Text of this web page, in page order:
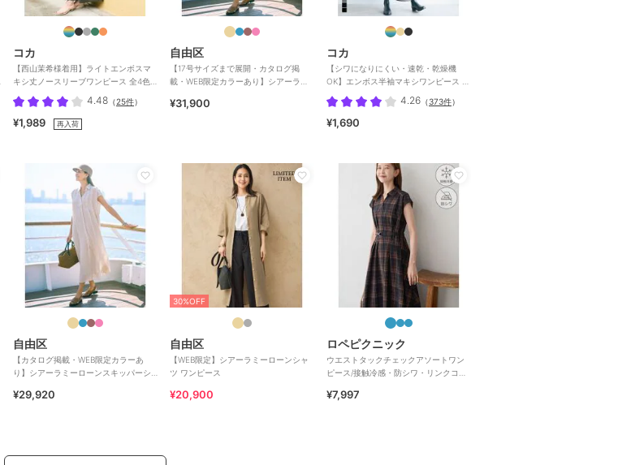
コカ
【西山茉希様着用】ライトエンボスマ
キシ丈ノースリーブワンピース 全4色 /
シワになりにくい・速乾4.48 （25件）
¥1,989 再入荷
自由区
【17号サイズまで展開・カタログ掲
載・WEB限定カラーあり】シアーラミ
¥31,900
コカ
【シワになりにくい・速乾・乾燥機
OK】エンボス半袖マキシワンピース 全
4色
4.26 （373件）
¥1,690
自由区
【カタログ掲載・WEB限定カラーあ
り】シアーラミーローンスキッパーシ
¥29,920
30%OFF
自由区
【WEB限定】シアーラミーローンシャ
ツ ワンピース
¥20,900
ロペピクニック
ウエストタックチェックアソートワン
ピース/接触冷感・防シワ・リンクコー
¥7,997